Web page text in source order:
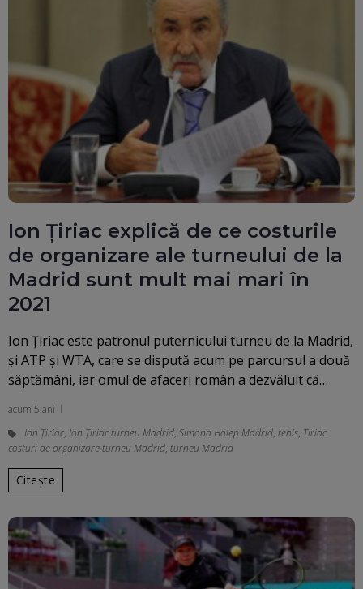
Ion Țiriac explică de ce costurile
de organizare ale turneului de la
Madrid sunt mult mai mari în
2021
Ion Țiriac este patronul puternicului turneu de la Madrid,
și ATP și WTA, care se dispută acum pe parcursul a două
săptămâni, iar omul de afaceri român a dezvăluit că…
acum 5 ani
Ion Țiriac, Ion Țiriac turneu Madrid, Simona Halep Madrid, tenis, Tiriac
costuri de organizare turneu Madrid, turneu Madrid
Citește